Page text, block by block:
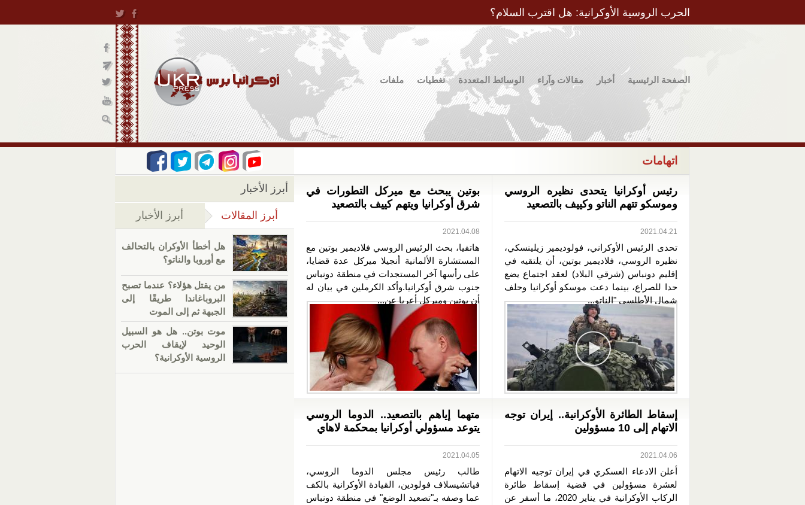
الحرب الروسية الأوكرانية: هل اقترب السلام؟
الصفحة الرئيسية أخبار مقالات وآراء الوسائط المتعددة تغطيات ملفات
اتهامات
رئيس أوكرانيا يتحدى نظيره الروسي
وموسكو تتهم الناتو وكييف بالتصعيد
2021.04.21
تحدى الرئيس الأوكراني، فولوديمير زيلينسكي،
نظيره الروسي، فلاديمير بوتين، أن يلتقيه في
إقليم دونباس (شرقي البلاد) لعقد اجتماع يضع
حدا للصراع، بينما دعت موسكو أوكرانيا وحلف
شمال الأطلسي "الناتو...
بوتين يبحث مع ميركل التطورات في
شرق أوكرانيا ويتهم كييف بالتصعيد
2021.04.08
هاتفيا، بحث الرئيس الروسي فلاديمير بوتين مع
المستشارة الألمانية أنجيلا ميركل عدة قضايا،
على رأسها آخر المستجدات في منطقة دونباس
جنوب شرق أوكرانيا.وأكد الكرملين في بيان له
أن بوتين وميركل أعربا عن...
إسقاط الطائرة الأوكرانية.. إيران توجه
الاتهام إلى 10 مسؤولين
2021.04.06
أعلن الادعاء العسكري في إيران توجيه الاتهام
لعشرة مسؤولين في قضية إسقاط طائرة
الركاب الأوكرانية في يناير 2020، ما أسفر عن
متهما إياهم بالتصعيد.. الدوما الروسي
يتوعد مسؤولي أوكرانيا بمحكمة لاهاي
2021.04.05
طالب رئيس مجلس الدوما الروسي،
فياتشيسلاف فولودين، القيادة الأوكرانية بالكف
عما وصفه بـ"تصعيد الوضع" في منطقة دونباس
أبرز الأخبار
أبرز المقالات (علامة التبويب النشطة)
أبرز الأخبار
هل أخطأ الأوكران بالتحالف
مع أوروبا والناتو؟
من يقتل هؤلاء؟ عندما تصبح
البروباغاندا طريقًا إلى
الجبهة ثم إلى الموت
موت بوتن.. هل هو السبيل
الوحيد لإيقاف الحرب
الروسية الأوكرانية؟